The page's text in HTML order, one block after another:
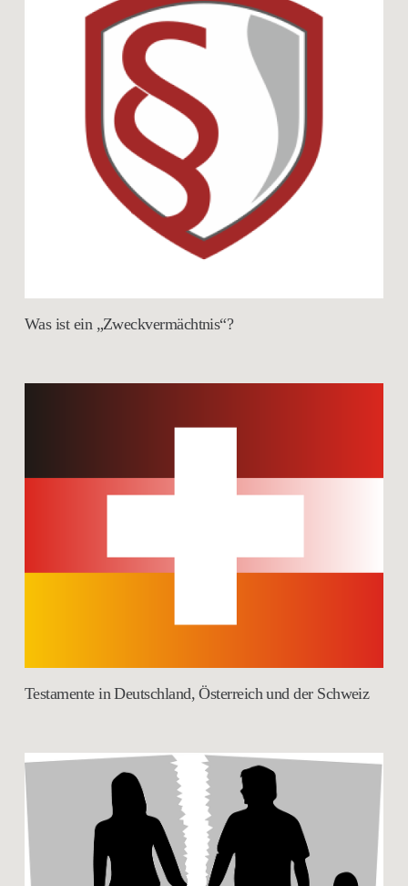
Was ist ein „Zweckvermächtnis“?
Testamente in Deutschland, Österreich und der Schweiz